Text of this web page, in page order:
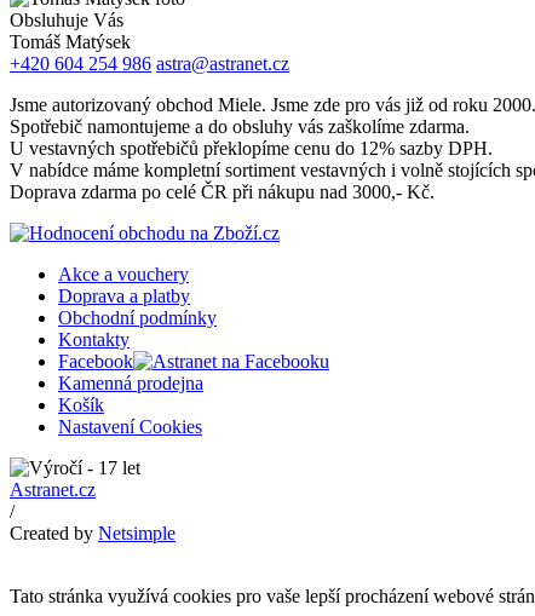
Obsluhuje Vás
Tomáš Matýsek
+420 604 254 986 astra@astranet.cz
Jsme autorizovaný obchod Miele. Jsme zde pro vás již od roku 2000.
Spotřebič namontujeme a do obsluhy vás zaškolíme zdarma.
U vestavných spotřebičů překlopíme cenu do 12% sazby DPH.
V nabídce máme kompletní sortiment vestavných i volně stojících
Doprava zdarma po celé ČR při nákupu nad 3000,- Kč.
Akce a vouchery
Doprava a platby
Obchodní podmínky
Kontakty
Facebook
Kamenná prodejna
Košík
Nastavení Cookies
Astranet.cz
/
Created by Netsimple
Tato stránka využívá cookies pro vaše lepší procházení webové